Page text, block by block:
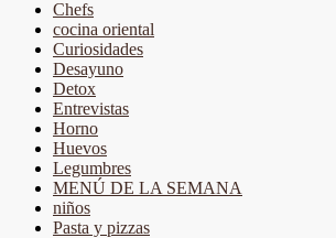
Chefs
cocina oriental
Curiosidades
Desayuno
Detox
Entrevistas
Horno
Huevos
Legumbres
MENÚ DE LA SEMANA
niños
Pasta y pizzas